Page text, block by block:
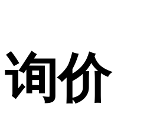
询价